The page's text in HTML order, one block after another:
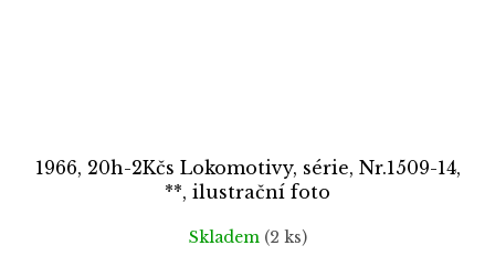
1966, 20h-2Kčs Lokomotivy, série, Nr.1509-14,
**, ilustrační foto
Skladem (2 ks)